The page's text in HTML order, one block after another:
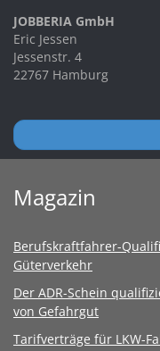
JOBBERIA GmbH
Eric Jessen
Jessenstr. 4
22767 Hamburg
Magazin
Berufskraftfahrer-
Güterverkehr
Der ADR-Schein
von Gefahrgut
Tarifverträge für LKW-